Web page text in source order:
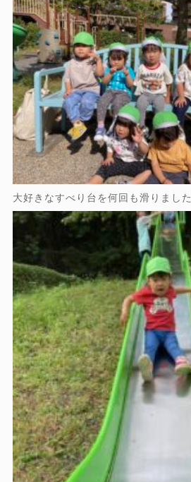
大好きなすべり台を何回も滑りました